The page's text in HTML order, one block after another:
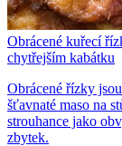
Obrácené kuřecí
chytřejším kabátku
Obrácené řízky
šťavnaté maso na
strouhance jako
zbytek.